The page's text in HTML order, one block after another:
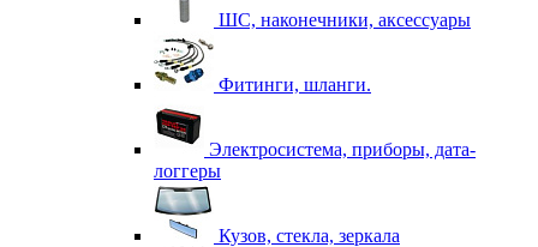
ШС, наконечники, аксессуары
Фитинги, шланги.
Электросистема, приборы, дата-
логгеры
Кузов, стекла, зеркала